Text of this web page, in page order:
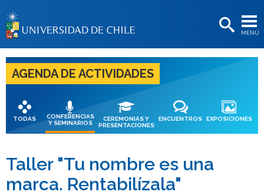
MENÚ
BIBLIOTECAS
LA UNIVERSIDAD
Postulantes
Estudiantes
Académicas/os
Funcionarias/os
Egresadas/os
AGENDA DE ACTIVIDADES
TODAS
CONFERENCIAS
Y SEMINARIOS
CEREMONIAS Y
PRESENTACIONES
ENCUENTROS EXPOSICIONES
Taller "Tu nombre es una
marca. Rentabilízala"